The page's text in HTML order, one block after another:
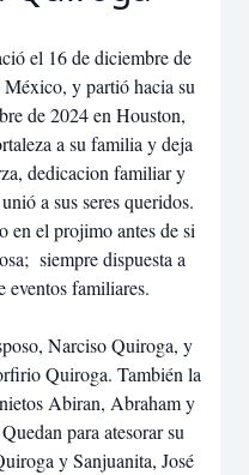
el 16 de diciembre de
y partió hacia su
de 2024 en Houston,
a su familia y deja
dedicacion familiar y
a sus seres queridos.
en el projimo antes de si
siempre dispuesta a
eventos familiares.
Narciso Quiroga, y
Quiroga. También la
Abiran, Abraham y
para atesorar su
y Sanjuanita, José